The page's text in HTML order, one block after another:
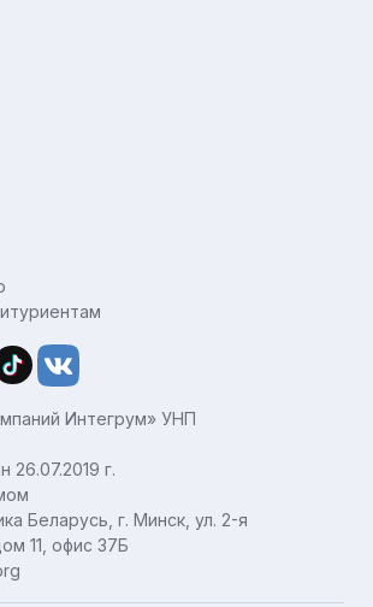
Интегрум» УНП
26.07.2019 г.
Беларусь, г. Минск, ул. 2-я
11, офис 37Б